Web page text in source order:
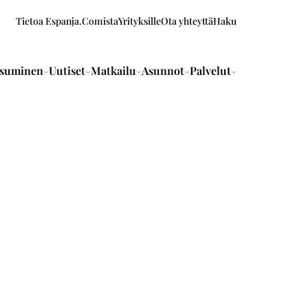
Tietoa Espanja.ComistaYrityksilleOta yhteyttäHaku
Uutiset Matkailu Asunnot Palvelut